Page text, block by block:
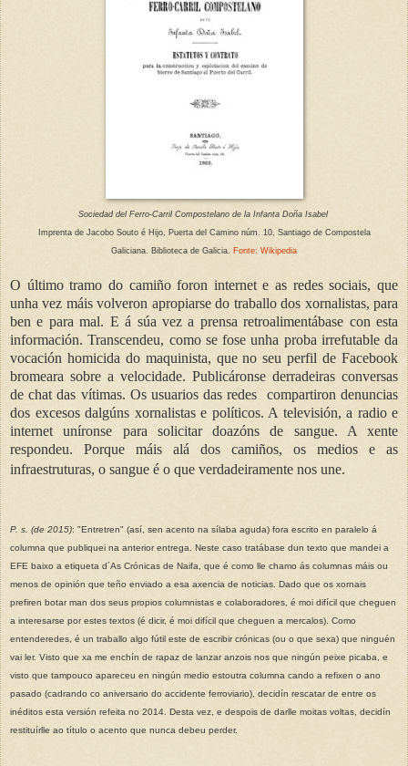
Sociedad del Ferro-Carril Compostelano de la Infanta Doña Isabel
Imprenta de Jacobo Souto é Hijo,
Puerta del Camino núm. 10, Santiago de Compostela
Galiciana. Biblioteca de Galicia. Fonte: Wikipedia
O último tramo do camiño foron internet e as redes sociais, que
unha vez máis volveron apropiarse do traballo dos xornalistas, para
ben e para mal. E á súa vez a prensa retroalimentábase con esta
información. Transcendeu, como se fose unha proba irrefutable da
vocación homicida do maquinista, que no seu perfil de Facebook
bromeara sobre a velocidade. Publicáronse derradeiras conversas
de chat das vítimas. Os usuarios das redes
compartiron denuncias
dos excesos dalgúns xornalistas e políticos. A televisión, a radio e
internet uníronse para solicitar doazóns de sangue. A xente
respondeu. Porque máis alá dos camiños, os medios e as
infraestruturas, o sangue é o que verdadeiramente nos une.
P. s. (de 2015): "Entretren" (así, sen acento na sílaba aguda) fora escrito en paralelo á
columna que publiquei na anterior entrega. Neste caso tratábase dun texto que mandei a
EFE baixo a etiqueta d´As Crónicas de Naifa, que é como lle chamo ás columnas máis ou
menos de opinión que teño enviado a esa axencia de noticias. Dado que os xornais
prefiren botar man dos seus propios columnistas e colaboradores, é moi difícil que cheguen
a interesarse por estes textos (é dicir, é moi difícil que cheguen a mercalos). Como
entenderedes, é un traballo algo fútil este de escribir crónicas (ou o que sexa) que ninguén
vai ler. Visto que xa me enchín de rapaz de lanzar anzois nos que ningún peixe picaba, e
visto que tampouco apareceu en ningún medio estoutra columna cando a refixen o ano
pasado (cadrando co aniversario do accidente ferroviario), decidín rescatar de entre os
inéditos esta versión refeita no 2014. Desta vez, e despois de darlle moitas voltas, decidín
restituírlle ao título o acento que nunca debeu perder.